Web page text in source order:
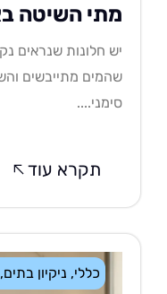
השיטה באמת
חלונות שנראים נקיים בזמן
מתייבשים והשמש
תקרא עוד
ניקיון בתים,ניקיון